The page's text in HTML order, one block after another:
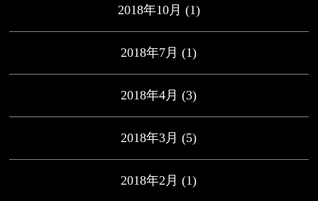
2018年10月 (1)
2018年7月 (1)
2018年4月 (3)
2018年3月 (5)
2018年2月 (1)